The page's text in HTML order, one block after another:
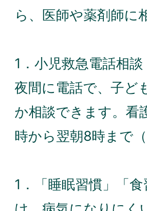
ら、医師や薬剤師に
1．小児救急電話相
夜間に電話で、子ど
か相談できます。看
時から翌朝8時まで
1．「睡眠習慣」「